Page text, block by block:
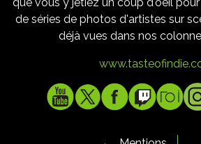
que vous y jetiez un coup d'oeil
de séries de photos d'artistes sur
déjà vues dans nos